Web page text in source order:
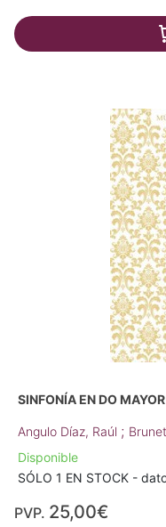
SINFONÍA EN DO
Angulo Díaz, Raúl ;
Disponible
SÓLO 1 EN STOCK -
PVP. 25,00€